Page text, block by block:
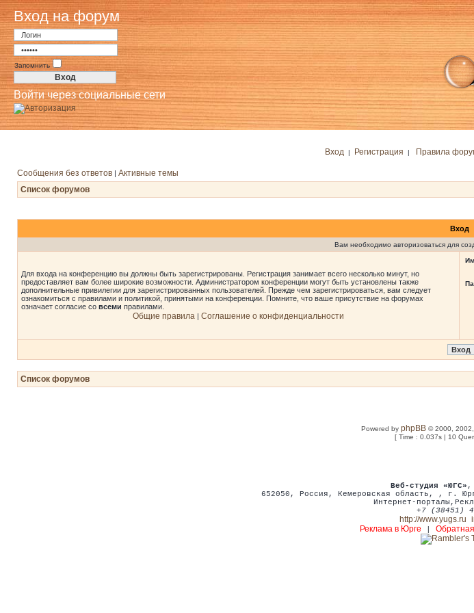
Вход на форум
Запомнить
Войти через социальные сети
Вход | Регистрация | Правила
Сообщения без ответов | Активные темы
Список форумов
Вход
Вам необходимо авторизоваться для
Для входа на конференцию вы должны быть зарегистрированы. Регистрация занимает всего несколько минут, но
предоставляет вам более широкие возможности. Администратором конференции могут быть установлены также
дополнительные привилегии для зарегистрированных пользователей. Прежде чем зарегистрироваться, вам следует
ознакомиться с правилами и политикой, принятыми на конференции. Помните, что ваше присутствие на форумах
означает согласие со всеми правилами.
Общие правила | Соглашение о конфиденциальности
Список форумов
Powered by phpBB© 2000, 2002,
[ Time : 0.037s | 10
Веб-студия «ЮГС» ,
652050 , Россия , Кемеровская область, , г.
Интернет-порталы ,
+7 (38451)
http://www.yugs.ru
Реклама в Юрге